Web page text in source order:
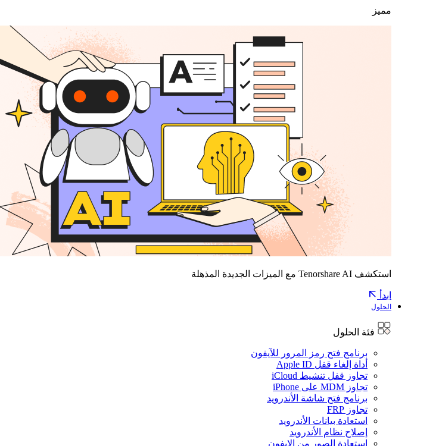
مميز
استكشف Tenorshare AI مع الميزات الجديدة المذهلة
ابدأ
الحلول
فئة الحلول
برنامج فتح رمز المرور للآيفون
أداة إلغاء قفل Apple ID
تجاوز قفل تنشيط iCloud
تجاوز MDM على iPhone
برنامج فتح شاشة الأندرويد
تجاوز FRP
استعادة بيانات الأندرويد
إصلاح نظام الأندرويد
استعادة الصور من الايفون